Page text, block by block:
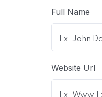
Full Name
Website Url